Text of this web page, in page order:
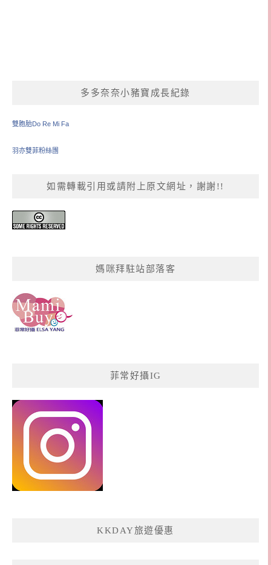
多多奈奈小豬寶成長紀錄
雙胞胎Do Re Mi Fa
羽亦雙菲粉絲團
如需轉載引用或請附上原文網址，謝謝!!
媽咪拜駐站部落客
菲常好攝IG
KKDAY旅遊優惠